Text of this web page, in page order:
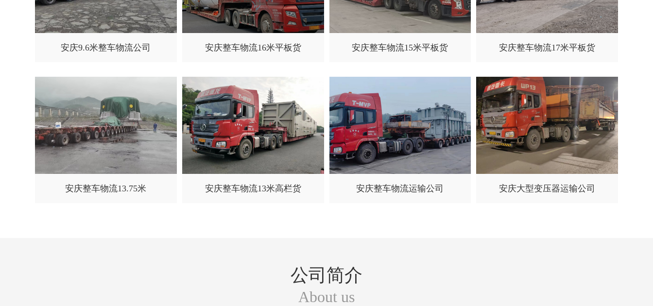
安庆9.6米整车物流公司 安庆整车物流16米平板货 安庆整车物流15米平板货 安庆整车物流17米平板货
安庆整车物流13.75米 安庆整车物流13米高栏货 安庆整车物流运输公司 安庆大型变压器运输公司
公司简介
About us